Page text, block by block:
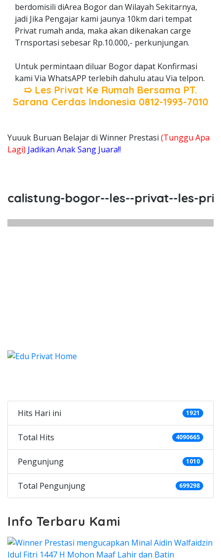
berdomisili diArea Bogor dan Wilayah Sekitarnya,
jadi Jika Pengajar kami jaunya 10km dari tempat
Privat rumah anda, maka akan dikenakan carge
Trnsportasi sebesar Rp.10.000,- perkunjungan.
Untuk permintaan diluar Bogor dapat Konfirmasi
kami Via WhatsAPP terlebih dahulu atau Via telpon.
➯ Les Privat Ke Rumah Bersama PT.
Sarana Cerdas Indonesia 0812-1993-7010
Yuuuk Buruan Belajar di Winner Prestasi (Tunggu Apa
Lagi) Jadikan Anak Sang Juara!!
bogor--les--privat--les-
Hits Hari ini 1921
Total Hits 4090665
Pengunjung 1010
Total Pengunjung 699298
Info Terbaru Kami